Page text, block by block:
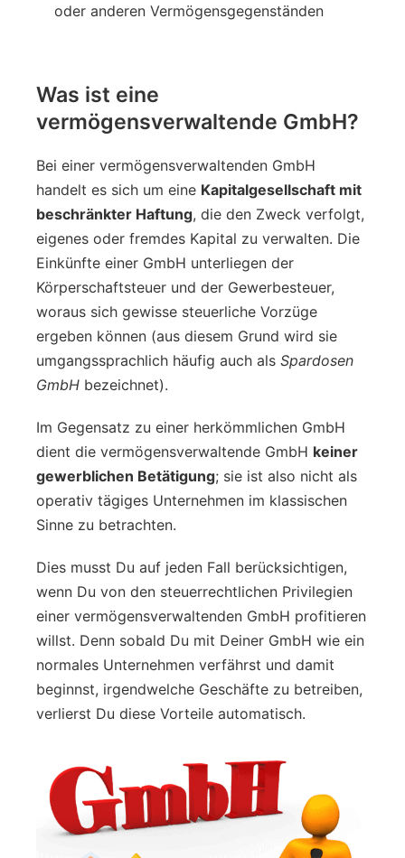
oder anderen Vermögensgegenständen
Was ist eine
vermögensverwaltende GmbH?
Bei einer vermögensverwaltenden GmbH
handelt es sich um eine Kapitalgesellschaft mit
beschränkter Haftung, die den Zweck verfolgt,
eigenes oder fremdes Kapital zu verwalten. Die
Einkünfte einer GmbH unterliegen der
Körperschaftsteuer und der Gewerbesteuer,
woraus sich gewisse steuerliche Vorzüge
ergeben können (aus diesem Grund wird sie
umgangssprachlich häufig auch als Spardosen
GmbH bezeichnet).
Im Gegensatz zu einer herkömmlichen GmbH
dient die vermögensverwaltende GmbH keiner
gewerblichen Betätigung; sie ist also nicht als
operativ tägiges Unternehmen im klassischen
Sinne zu betrachten.
Dies musst Du auf jeden Fall berücksichtigen,
wenn Du von den steuerrechtlichen Privilegien
einer vermögensverwaltenden GmbH profitieren
willst. Denn sobald Du mit Deiner GmbH wie ein
normales Unternehmen verfährst und damit
beginnst, irgendwelche Geschäfte zu betreiben,
verlierst Du diese Vorteile automatisch.